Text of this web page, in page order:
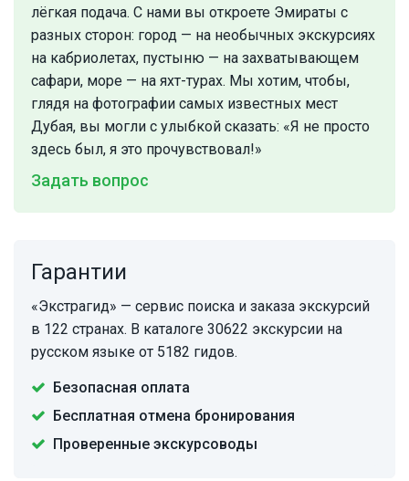
лёгкая подача. С нами вы откроете Эмираты с
разных сторон: город — на необычных экскурсиях
на кабриолетах, пустыню — на захватывающем
сафари, море — на яхт-турах. Мы хотим, чтобы,
глядя на фотографии самых известных мест
Дубая, вы могли с улыбкой сказать: «Я не просто
здесь был, я это прочувствовал!»
Задать вопрос
Гарантии
«Экстрагид» — сервис поиска и заказа экскурсий
в 122 странах. В каталоге 30622 экскурсии на
русском языке от 5182 гидов.
Безопасная оплата
Бесплатная отмена бронирования
Проверенные экскурсоводы